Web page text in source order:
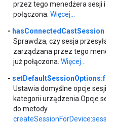
przez tego menedżera sesji i
połączona. Więcej...
- hasConnectedCastSession
Sprawdza, czy sesja
zarządzana przez tego
już połączona. Więcej...
-
Ustawia domyślne opcje sesji
kategorii urządzenia.Opcje
do metody